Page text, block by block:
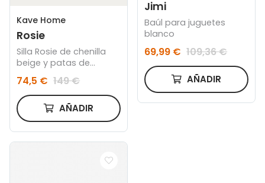
Kave Home
Rosie
Silla Rosie de chenilla
beige y patas de
madera maciza de
fresno con acabado
natural
74,5 € 149 €
AÑADIR
Jimi
Baúl para juguetes
blanco
69,99 € 109,36 €
AÑADIR